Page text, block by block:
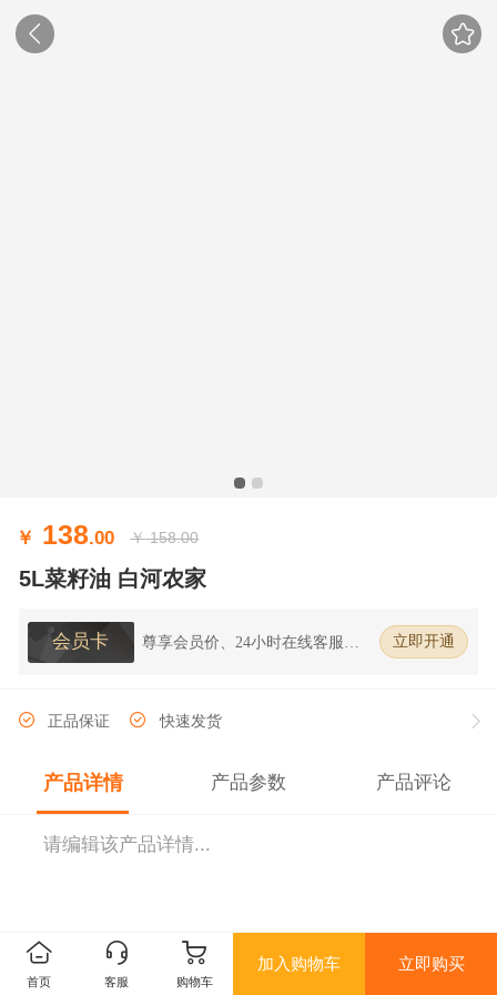
￥ 138.00 ￥ 158.00
5L菜籽油 白河农家
会员卡
尊享会员价、24小时在线客服、7
立即开通
正品保证 快速发货
产品详情 产品参数 产品评论
请编辑该产品详情...
首页 客服 购物车
加入购物车 立即购买